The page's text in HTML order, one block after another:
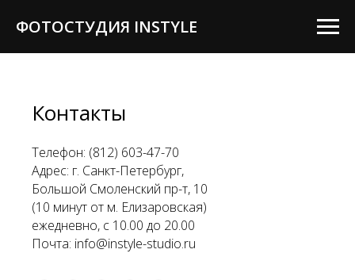
ФОТОСТУДИЯ INSTYLE
Контакты
Телефон: (812) 603-47-70
Адрес: г. Санкт-Петербург,
Большой Смоленский пр-т, 10
(10 минут от м. Елизаровская)
ежедневно, с 10.00 до 20.00
Почта: info@instyle-studio.ru